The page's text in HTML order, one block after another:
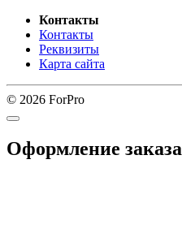
Контакты
Контакты
Реквизиты
Карта сайта
© 2026 ForPro
Оформление заказа